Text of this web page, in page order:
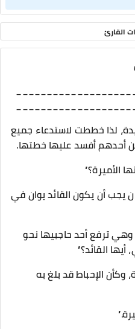
القارئ
لذا خططت لاستدعاء جميع
أحدهم أفسد عليها خطتها.
الأميرة؟”
يجب أن يكون القائد يوان في
وهي ترفع أحد حاجبيها نحو
القائد؟”
وكأن الإحباط قد بلغ به